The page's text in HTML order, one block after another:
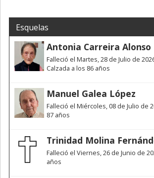
Esquelas
Antonia Carreira Alonso
Falleció el Martes, 28 de Julio de
Calzada a los 86 años
Manuel Galea López
Falleció el Miércoles, 08 de Julio de
87 años
Trinidad Molina
Falleció el Viernes, 26 de Junio de
años